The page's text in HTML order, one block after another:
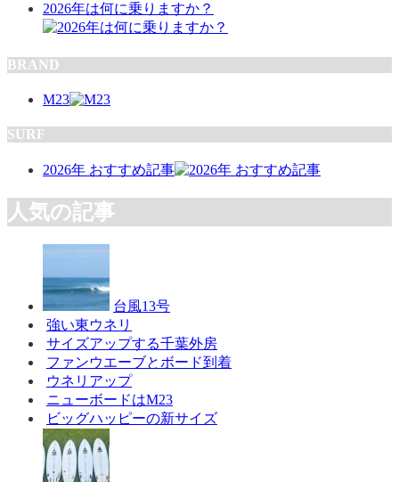
2026年は何に乗りますか？
BRAND
M23
SURF
2026年 おすすめ記事
人気の記事
台風13号
強い東ウネリ
サイズアップする千葉外房
ファンウエーブとボード到着
ウネリアップ
ニューボードはM23
ビッグハッピーの新サイズ